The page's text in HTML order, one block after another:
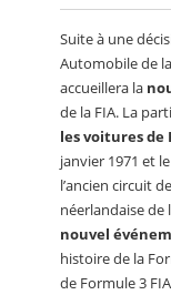
Suite à une
Automobile de
accueillera la
de la FIA. La
les voitures de
janvier 1971 et
l’ancien circuit
néerlandaise de
nouvel
histoire de la
de Formule 3